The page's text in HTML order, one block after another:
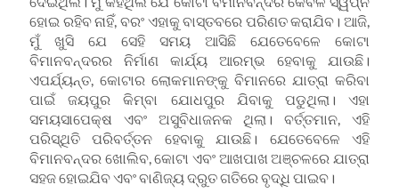
ହୋଇ ରହିବ ନାହିଁ, ବରଂ ଏହାକୁ ବାସ୍ତବରେ ପରିଣତ କରାଯିବ। ଆଜି,
ମୁଁ ଖୁସି ଯେ ସେହି ସମୟ ଆସିଛି ଯେତେବେଳେ କୋଟା
ବିମାନବନ୍ଦରର ନିର୍ମାଣ କାର୍ଯ୍ୟ ଆରମ୍ଭ ହେବାକୁ ଯାଉଛି।
ଏପର୍ଯ୍ୟନ୍ତ, କୋଟାର ଲୋକମାନଙ୍କୁ ବିମାନରେ ଯାତ୍ରା କରିବା
ପାଇଁ ଜୟପୁର କିମ୍ବା ଯୋଧପୁର ଯିବାକୁ ପଡୁଥିଲା। ଏହା
ସମୟସାପେକ୍ଷ ଏବଂ ଅସୁବିଧାଜନକ ଥିଲା। ବର୍ତ୍ତମାନ, ଏହି
ପରିସ୍ଥିତି ପରିବର୍ତ୍ତନ ହେବାକୁ ଯାଉଛି। ଯେତେବେଳେ ଏହି
ବିମାନବନ୍ଦର ଖୋଲିବ, କୋଟା ଏବଂ ଆଖପାଖ ଅଞ୍ଚଳରେ ଯାତ୍ରା
ସହଜ ହୋଇଯିବ ଏବଂ ବାଣିଜ୍ୟ ଦ୍ରୁତ ଗତିରେ ବୃଦ୍ଧି ପାଇବ।